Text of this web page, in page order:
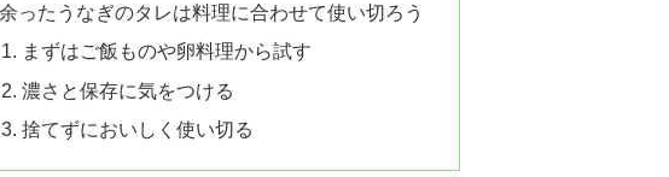
余ったうなぎのタレは料理に合わせて使い切ろう
まずはご飯ものや卵料理から試す
濃さと保存に気をつける
捨てずにおいしく使い切る